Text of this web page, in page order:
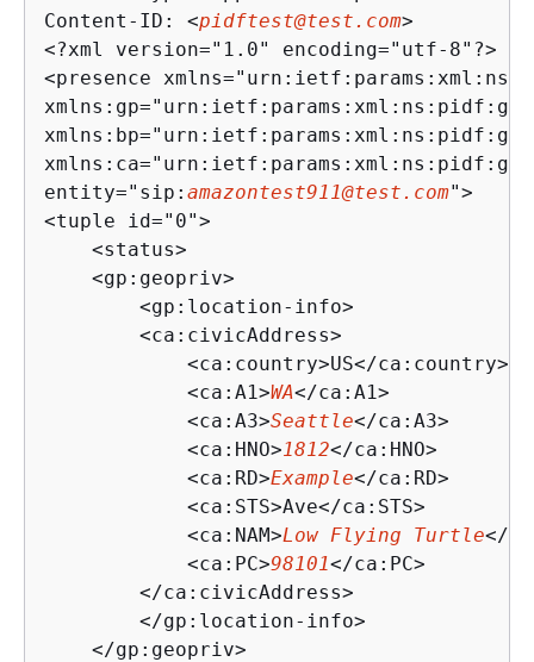
Content-ID: <pidftest@test.com>
<?xml version="1.0" encoding="utf-8"?>
<presence
entity="sip: amazontest911@test.com">
<tuple id="0">
    <status>
    <gp:geopriv>
        <gp:location-info>
        <ca:civicAddress>
            <ca:country>US</ca:country>
            <ca:A1>
WA</ca:A1>
            <ca:A3>
Seattle</ca:A3>
            <ca:HNO>
1812</ca:HNO>
            <ca:RD>
Example</ca:RD>
            <ca:STS>Ave</ca:STS>
            <ca:NAM>
Low Flying Turtle</
            <ca:PC>
98101</ca:PC>
        </ca:civicAddress>
        </gp:location-info>
    </gp:geopriv>